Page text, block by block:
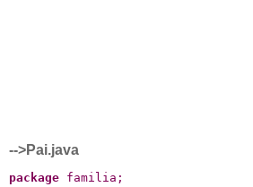
-->Pai.java
package familia ;